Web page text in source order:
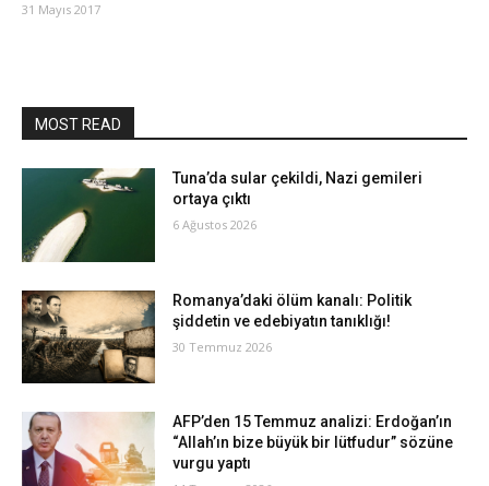
31 Mayıs 2017
MOST READ
Tuna’da sular çekildi, Nazi gemileri
ortaya çıktı
6 Ağustos 2026
Romanya’daki ölüm kanalı: Politik
şiddetin ve edebiyatın tanıklığı!
30 Temmuz 2026
AFP’den 15 Temmuz analizi: Erdoğan’ın
“Allah’ın bize büyük bir lütfudur” sözüne
vurgu yaptı